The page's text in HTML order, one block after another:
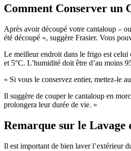
Comment Conserver un
Après avoir découpé votre cantaloup –
été découpé », suggère Frasier. Vous
Le meilleur endroit dans le frigo est celui
et 5°C. L’humidité doit être d’au moins
« Si vous le conservez entier, mettez-le
Il suggère de couper le cantaloup en
prolongera leur durée de vie. »
Remarque sur le Lavage
Il est important de bien laver l’extérieur